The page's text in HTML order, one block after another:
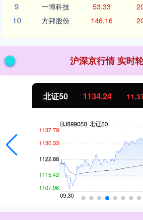
9 一博科技 53.33
10 方邦股份 146.16
沪深京行情 实时
北证50 1134.24